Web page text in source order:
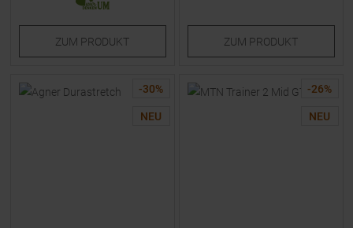
ZUM PRODUKT ZUM PRODUKT
-30%
NEU
-26%
NEU